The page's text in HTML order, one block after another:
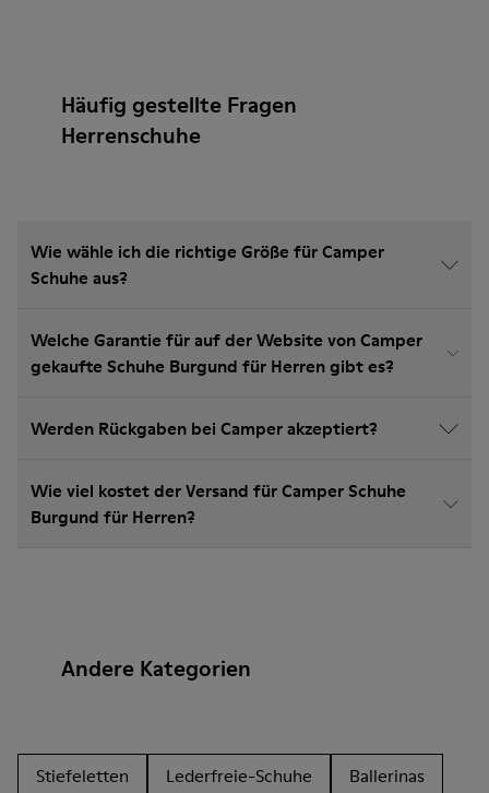
Häufig gestellte Fragen
Herrenschuhe
Wie wähle ich die richtige Größe für Camper
Schuhe aus?
Welche Garantie für auf der Website von Camper
gekaufte Schuhe Burgund für Herren gibt es?
Werden Rückgaben bei Camper akzeptiert?
Wie viel kostet der Versand für Camper Schuhe
Burgund für Herren?
Andere Kategorien
Stiefeletten Lederfreie-Schuhe
Ballerinas